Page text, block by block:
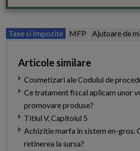
Taxe si Impozite MFP Ajutoare de
Articole similare
Cosmetizari ale Codului de
Ce tratament fiscal aplicam unor
promovare produse?
Titlul V, Capitolul 5
Achizitie marfa in sistem en-gros.
retinerea la sursa?